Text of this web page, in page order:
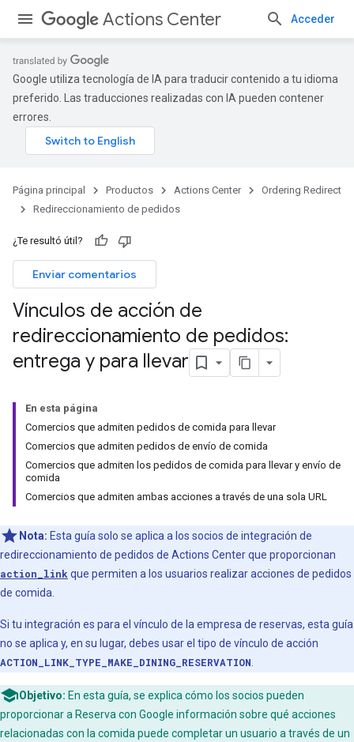
Actions Center Acceder
Google utiliza tecnología de IA para traducir contenido a tu idioma
preferido. Las traducciones realizadas con IA pueden contener
errores.
Página principal Productos Actions Center
Ordering Redirect
Redireccionamiento de pedidos
¿Te resultó útil?
Enviar comentarios
Vínculos de acción de
redireccionamiento de pedidos:
entrega y para llevar
En esta página
Comercios que admiten pedidos de comida para llevar
Comercios que admiten pedidos de envío de comida
Comercios que admiten los pedidos de comida para llevar y envío de
comida
Comercios que admiten ambas acciones a través de una sola URL
Nota: Esta guía solo se aplica a los socios de integración de
redireccionamiento de pedidos de Actions Center que proporcionan
action_link que permiten a los usuarios realizar acciones de pedidos
de comida.
Si tu integración es para el vínculo de la empresa de reservas, esta guía
no se aplica y, en su lugar, debes usar el tipo de vínculo de acción
ACTION_LINK_TYPE_MAKE_DINING_RESERVATION
Objetivo: En esta guía, se explica cómo los socios pueden
proporcionar a Reserva con Google información sobre qué acciones
relacionadas con la comida puede completar un usuario a través de un